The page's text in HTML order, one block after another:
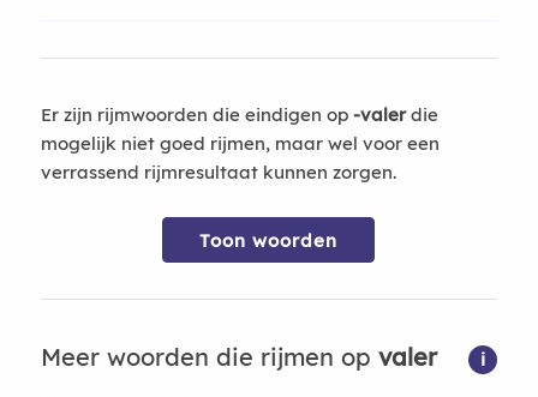
Er zijn rijmwoorden die eindigen op -valerdie
mogelijk niet goed rijmen, maar wel voor een
verrassend rijmresultaat kunnen zorgen.
Toon woorden
Meer woorden die rijmen op valer i